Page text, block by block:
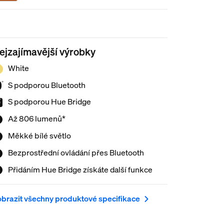
výrobky
White
S podporou Bluetooth
S podporou Hue Bridge
Až 806 lumenů*
Měkké bílé světlo
Bezprostřední ovládání přes Bluetooth
Přidáním Hue Bridge získáte další funkce
všechny produktové specifikace